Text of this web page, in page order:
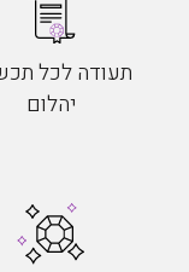
תעודה לכל
יהלום